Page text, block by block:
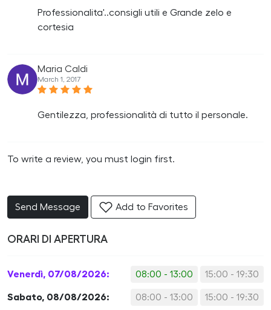
Professionalita'..consigli utili e Grande zelo e
cortesia
Maria Caldi
March 1, 2017
Gentilezza, professionalità di tutto il personale.
To write a review, you must login first.
Send Message Add to Favorites
ORARI DI APERTURA
Venerdì, 07/08/2026: 08:00 - 13:00 15:00 - 19:30
Sabato, 08/08/2026: 08:00 - 13:00 15:00 - 19:30